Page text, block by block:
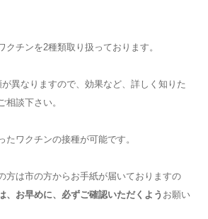
クチンを2種類取り扱っております。
異なりますので、効果など、詳しく知りた
相談下さい。
たワクチンの接種が可能です。
方は市の方からお手紙が届いておりますの
、お早めに、必ずご確認いただくよう お願い